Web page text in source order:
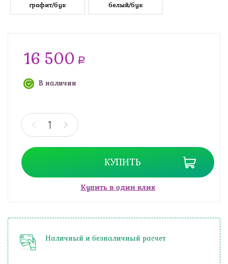
графит/бук белый/бук
16 500 a
В наличии
КУПИТЬ
Купить в один клик
Наличный и безналичный расчет